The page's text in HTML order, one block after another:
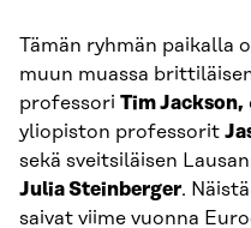
Tämän ryhmän paikalla
muun muassa
professori Tim Jackson,
yliopiston professorit
sekä sveitsiläisen
Julia Steinberger.
saivat viime vuonna